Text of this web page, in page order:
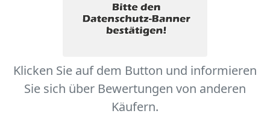
Klicken Sie auf dem Button und informieren
Sie sich über Bewertungen von anderen
Käufern.